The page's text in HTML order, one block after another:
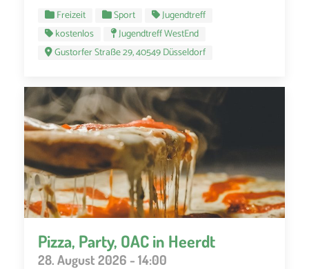
Freizeit Sport
Jugendtreff
kostenlos
Jugendtreff WestEnd
Gustorfer Straße 29, 40549 Düsseldorf
Pizza, Party, OAC in Heerdt
28. August 2026 - 14:00